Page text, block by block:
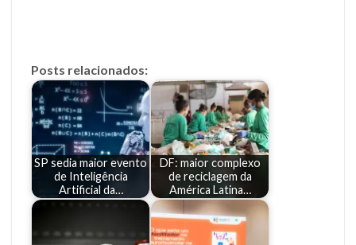
Posts relacionados:
SP sedia maior evento
de Inteligência
Artificial da…
DF: maior complexo
de reciclagem da
América Latina…